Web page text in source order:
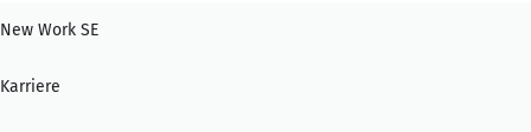
New Work SE
Karriere